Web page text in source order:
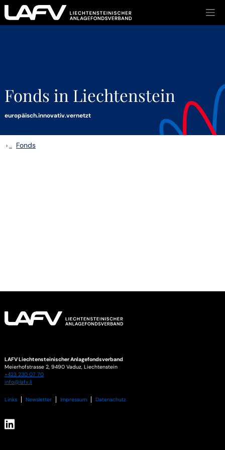
Zum Inhalt springen
Fonds in Liechtenstein
europäisch.innovativ.vernetzt
›... Fonds
LAFV Liechtensteinischer Anlagefondsverband
Meierhofstrasse 2, 9490 Vaduz, Liechtenstein
+423 230 07 70
info@lafv.li
Links Newsletter Impressum Datenschutz